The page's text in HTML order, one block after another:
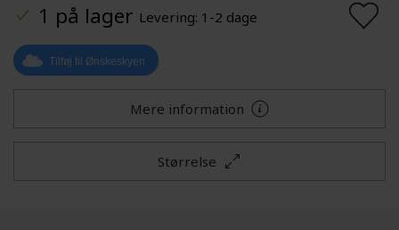
1 på lager Levering: 1-2 dage
Tilføj til Ønskeskyen
Mere information
Størrelse